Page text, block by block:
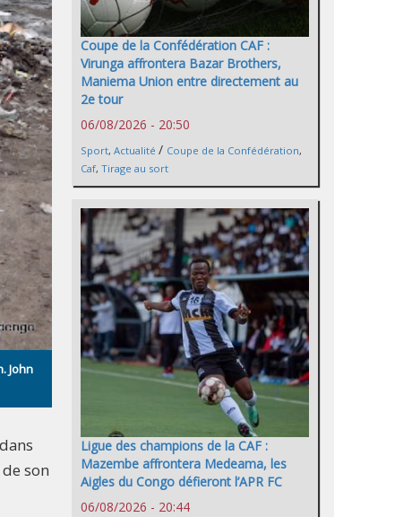
John
son
Coupe de la Confédération CAF :
Virunga affrontera Bazar Brothers,
Maniema Union entre directement au
2e tour
06/08/2026 - 20:50
Sport, Actualité / Coupe de la Confédération,
Caf, Tirage au sort
Ligue des champions de la CAF :
Mazembe affrontera Medeama, les
Aigles du Congo défieront l’APR FC
06/08/2026 - 20:44